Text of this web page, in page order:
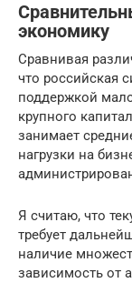
экономику
Сравнивая
что российская
поддержкой
крупного
занимает
нагрузки на
Я считаю, что
требует
наличие
зависимость от